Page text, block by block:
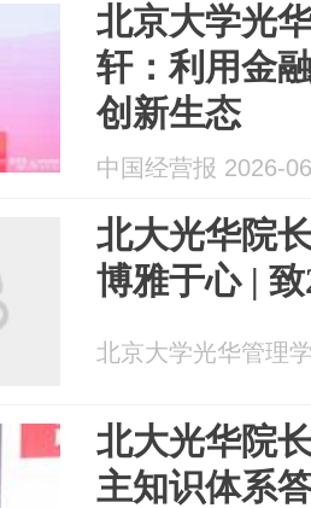
北京大学光
轩：利用金
创新生态
中国经营报 2026-
北大光华院
博雅于心 |
北京大学光华管理
北大光华院
主知识体系